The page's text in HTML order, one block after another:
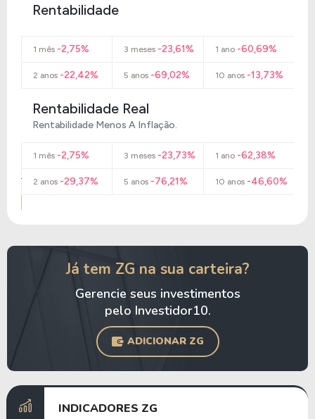
Rentabilidade
1 mês -2,75% 3 meses -23,61% 1 ano-60,69%
2 anos -22,42% 5 anos -69,02% 10 anos-13,73%
Rentabilidade Real
Rentabilidade Menos A Inflação.
1 mês -2,75% 3 meses -23,73% 1 ano-62,38%
2 anos -29,37% 5 anos -76,21% 10 anos-46,60%
Já tem ZG na sua carteira?
Gerencie seus investimentos
pelo Investidor10.
ADICIONAR ZG
INDICADORES ZG